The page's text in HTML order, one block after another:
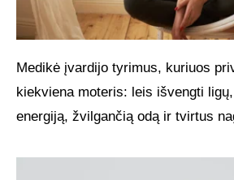
Medikė įvardijo tyrimus, kuriuos
kiekviena moteris: leis išvengti
energiją, žvilgančią odą ir tvirtus